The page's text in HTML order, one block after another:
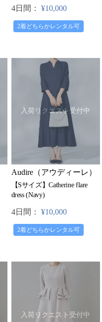
4日間： ¥10,000
2着どちらかレンタル可
入荷リクエスト受付中
Audire（アウディーレ）
【Sサイズ】Catherine flare
dress (Navy)
4日間： ¥10,000
2着どちらかレンタル可
入荷リクエスト受付中